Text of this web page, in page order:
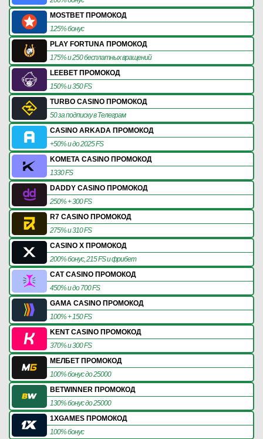
MOSTBET ПРОМОКОД
125% бонус
PLAY FORTUNA ПРОМОКОД
175% и 250 бесплатных вращений
LEEBET ПРОМОКОД
150% и 350 FS
TURBO CASINO ПРОМОКОД
50 за подписку в Телеграм
CASINO ARKADA ПРОМОКОД
+50% и до 2025 FS
KOMETA CASINO ПРОМОКОД
1330 FS
DADDY CASINO ПРОМОКОД
250% + 300 FS
R7 CASINO ПРОМОКОД
275% и 310 FS
CASINO X ПРОМОКОД
200% бонус, 215 FS и фрибет
CAT CASINO ПРОМОКОД
450% и до 700 FS
GAMA CASINO ПРОМОКОД
100% + 150 FS
KENT CASINO ПРОМОКОД
370% и 300 FS
МЕЛБЕТ ПРОМОКОД
100% бонус до 25000
BETWINNER ПРОМОКОД
130% бонус до 25000
1XGAMES ПРОМОКОД
100% бонус